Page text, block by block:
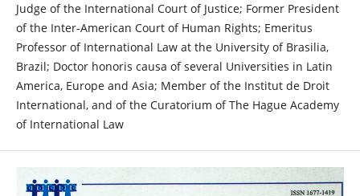
Judge of the International Court of Justice; Former President
of the Inter-American Court of Human Rights; Emeritus
Professor of International Law at the University of Brasilia,
Brazil; Doctor honoris causa of several Universities in Latin
America, Europe and Asia; Member of the Institut de Droit
International, and of the Curatorium of The Hague Academy
of International Law